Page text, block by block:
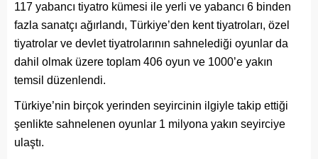
117 yabancı tiyatro kümesi ile yerli ve yabancı 6 binden
fazla sanatçı ağırlandı, Türkiye’den kent tiyatroları, özel
tiyatrolar ve devlet tiyatrolarının sahnelediği oyunlar da
dahil olmak üzere toplam 406 oyun ve 1000’e yakın
temsil düzenlendi.
Türkiye’nin birçok yerinden seyircinin ilgiyle takip ettiği
şenlikte sahnelenen oyunlar 1 milyona yakın seyirciye
ulaştı.